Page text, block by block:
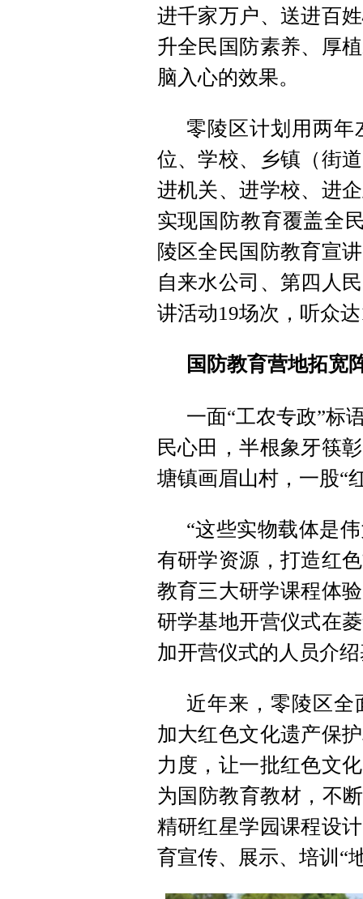
进千家万户、送进百
升全民国防素养、厚
脑入心的效果。
零陵区计划用两
位、学校、乡镇（街
进机关、进学校、进
实现国防教育覆盖全
陵区全民国防教育宣
自来水公司、第四人
讲活动19场次，听众
国防教育营地拓宽
一面“工农专政”标
民心田，半根象牙筷
塘镇画眉山村，一股“
“这些实物载体是
有研学资源，打造红
教育三大研学课程体
研学基地开营仪式在
加开营仪式的人员介
近年来，零陵区全
加大红色文化遗产保
力度，让一批红色文
为国防教育教材，不
精研红星学园课程设
育宣传、展示、培训“